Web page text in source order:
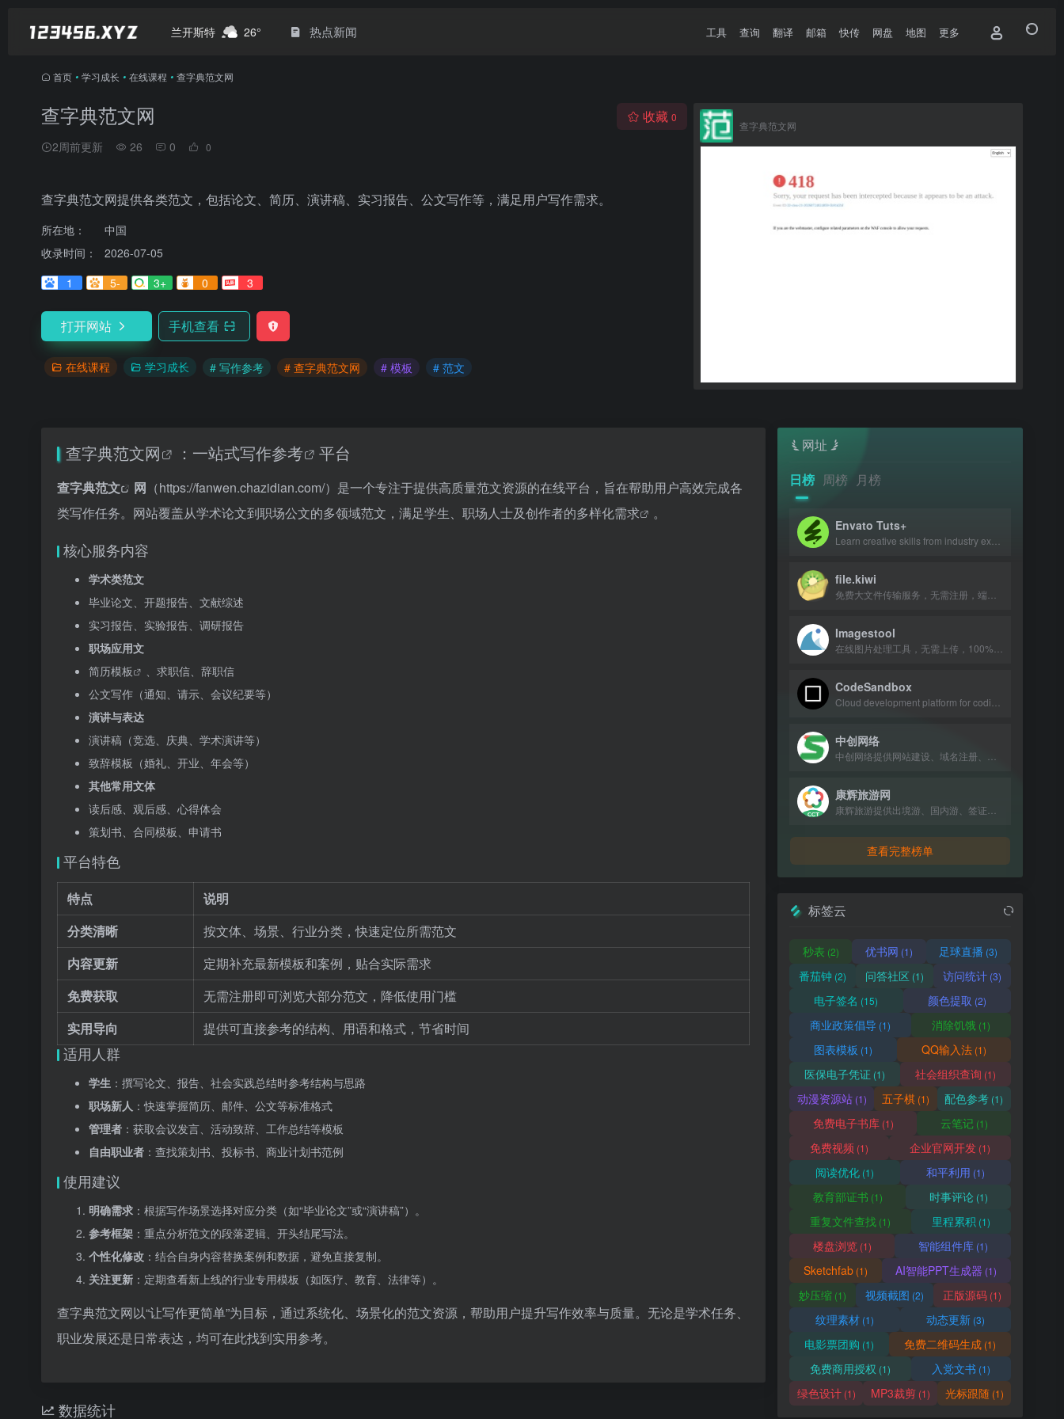
兰开斯特 26° 热点新闻 工具 查询 翻译 邮箱 快传 网盘 地图 更多
首页 • 学习成长 • 在线课程 • 查字典范文网
查字典范文网
2周前更新 26 0 0
收藏 0
查字典范文网提供各类范文，包括论文、简历、演讲稿、实习报告、公文写作等，满足用户写作需求。
所在地：
中国
收录时间：
2026-07-05
1
5- 3+ 0 3
打开网站 手机查看
在线课程 学习成长 # 写作参考 # 查字典范文网 # 模板 # 范文
查字典范文网
查字典范文网 ：一站式写作参考 平台
查字典范文 网 （https://fanwen.chazidian.com/）是一个专注于提供高质量范文资源的在线平台，旨在帮助用户高效完成各
类写作任务。网站覆盖从学术论文到职场公文的多领域范文，满足学生、职场人士及创作者的多样化需求
。
核心服务内容
学术类范文
毕业论文、开题报告、文献综述
实习报告、实验报告、调研报告
职场应用文
简历模板
、求职信、辞职信
公文写作（通知、请示、会议纪要等）
演讲与表达
演讲稿（竞选、庆典、学术演讲等）
致辞模板（婚礼、开业、年会等）
其他常用文体
读后感、观后感、心得体会
策划书、合同模板、申请书
平台特色
特点
说明
分类清晰
按文体、场景、行业分类，快速定位所需范文
内容更新
定期补充最新模板和案例，贴合实际需求
免费获取
无需注册即可浏览大部分范文，降低使用门槛
实用导向
提供可直接参考的结构、用语和格式，节省时间
适用人群
学生 ：撰写论文、报告、社会实践总结时参考结构与思路
职场新人 ：快速掌握简历、邮件、公文等标准格式
管理者 ：获取会议发言、活动致辞、工作总结等模板
自由职业者 ：查找策划书、投标书、商业计划书范例
使用建议
明确需求 ：根据写作场景选择对应分类（如“毕业论文”或“演讲稿”）。
参考框架 ：重点分析范文的段落逻辑、开头结尾写法。
个性化修改 ：结合自身内容替换案例和数据，避免直接复制。
关注更新 ：定期查看新上线的行业专用模板（如医疗、教育、法律等）。
查字典范文网以“让写作更简单”为目标，通过系统化、场景化的范文资源，帮助用户提升写作效率与质量。无论是学术任务、
职业发展还是日常表达，均可在此找到实用参考。
数据统计
网址
日榜 周榜 月榜
Envato Tuts+
file.kiwi
Imagestool
CodeSandbox
中创网络
康辉旅游网
查看完整榜单
标签云
秒表 (2) 优书网 (1) 足球直播 (3)
番茄钟 (2) 问答社区 (1) 访问统计 (3)
电子签名 (15) 颜色提取 (2)
商业政策倡导 (1) 消除饥饿 (1)
图表模板 (1) QQ输入法 (1)
医保电子凭证 (1) 社会组织查询 (1)
动漫资源站(1) 五子棋(1) 配色参考 (1)
免费电子书库(1) 云笔记(1)
免费视频 (1) 企业官网开发 (1)
阅读优化 (1) 和平利用 (1)
教育部证书 (1) 时事评论(1)
重复文件查找 (1) 里程累积 (1)
楼盘浏览(1) 智能组件库(1)
Sketchfab(1) AI智能PPT生成器 (1)
妙压缩 (1) 视频截图 (2) 正版源码 (1)
纹理素材 (1) 动态更新 (3)
电影票团购 (1) 免费二维码生成 (1)
免费商用授权 (1) 入党文书 (1)
绿色设计(1) MP3裁剪(1) 光标跟随(1)